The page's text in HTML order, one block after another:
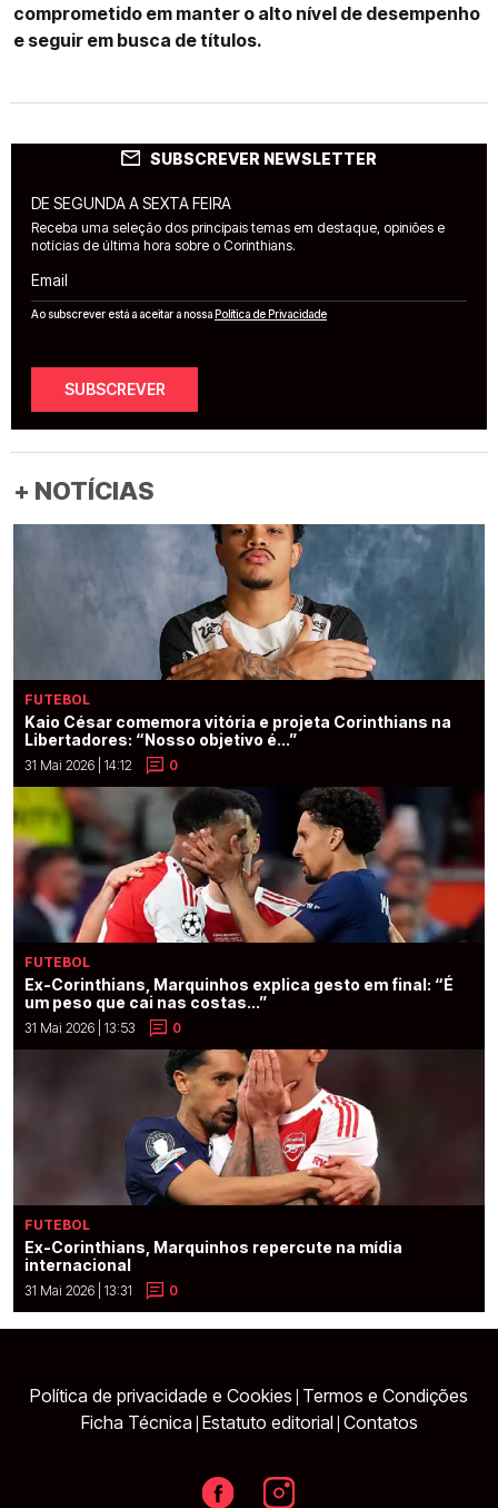
comprometido em manter o alto nível de desempenho
e seguir em busca de títulos.
SUBSCREVER NEWSLETTER
DE SEGUNDA A SEXTA FEIRA
Receba uma seleção dos principais temas em destaque, opiniões e
notícias de última hora sobre o Corinthians.
Email
Ao subscrever está a aceitar a nossaPolítica de Privacidade
SUBSCREVER
+ NOTÍCIAS
FUTEBOL
Kaio César comemora vitória e projeta Corinthians na
Libertadores: “Nosso objetivo é...”
31 Mai 2026 | 14:12 0
FUTEBOL
Ex-Corinthians, Marquinhos explica gesto em final: “É
um peso que cai nas costas...”
31 Mai 2026 | 13:53 0
FUTEBOL
Ex-Corinthians, Marquinhos repercute na mídia
internacional
31 Mai 2026 | 13:31 0
Política de privacidade e Cookies Termos e Condições
Ficha Técnica Estatuto editorial Contatos